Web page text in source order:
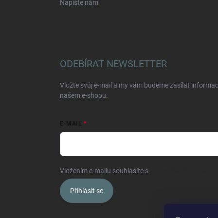
Napište nám
ODEBÍRAT NEWSLETTER
Vložte svůj e-mail a my vám budeme zasílat
našem e-shopu.
E-MAIL
Vložením e-mailu souhlasíte s
Přihlásit se